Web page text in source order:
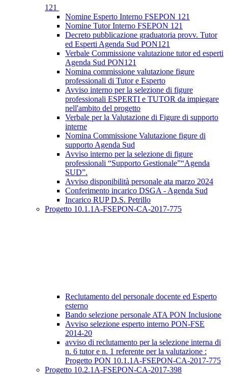
121
Nomine Esperto Interno FSEPON 121
Nomine Tutor Interno FSEPON 121
Decreto pubblicazione graduatoria provv. Tutor
ed Esperti Agenda Sud PON121
Verbale Commissione valutazione tutor ed esperti
Agenda Sud PON121
Nomina commissione valutazione figure
professionali di Tutor e Esperto
Avviso interno per la selezione di figure
professionali ESPERTI e TUTOR da impiegare
nell'ambito del progetto
Verbale per la Valutazione di Figure di supporto
interne
Nomina Commissione Valutazione figure di
supporto Agenda Sud
Avviso interno per la selezione di figure
professionali “Supporto Gestionale”“Agenda
SUD”.
Avviso disponibilità personale ata marzo 2024
Conferimento incarico DSGA - Agenda Sud
Incarico RUP D.S. Petrillo
Progetto 10.1.1A-FSEPON-CA-2017-775
Reclutamento del personale docente ed Esperto
esterno
Bando selezione personale ATA PON Inclusione
Avviso selezione esperto interno PON-FSE
2014-20
avviso di reclutamento per la selezione interna di
n. 6 tutor e n. 1 referente per la valutazione :
Progetto PON 10.1.1A-FSEPON-CA-2017-775
Progetto 10.2.1A-FSEPON-CA-2017-398